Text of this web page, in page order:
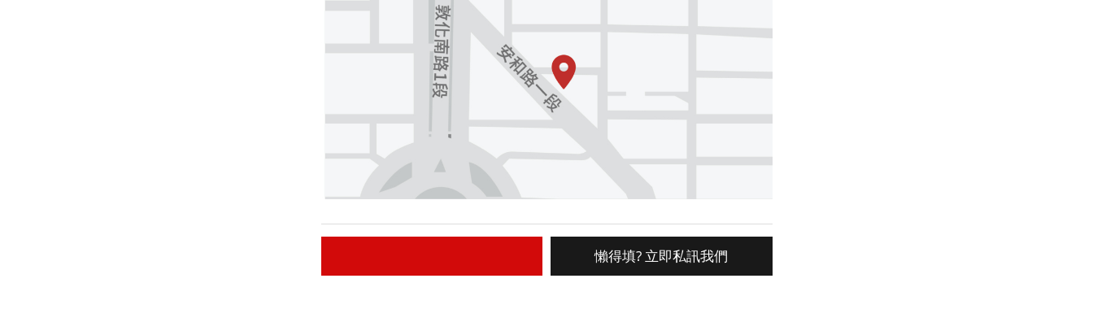
懶得填? 立即私訊我們